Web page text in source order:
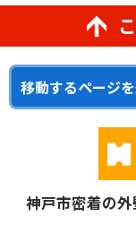
神戸市密着の